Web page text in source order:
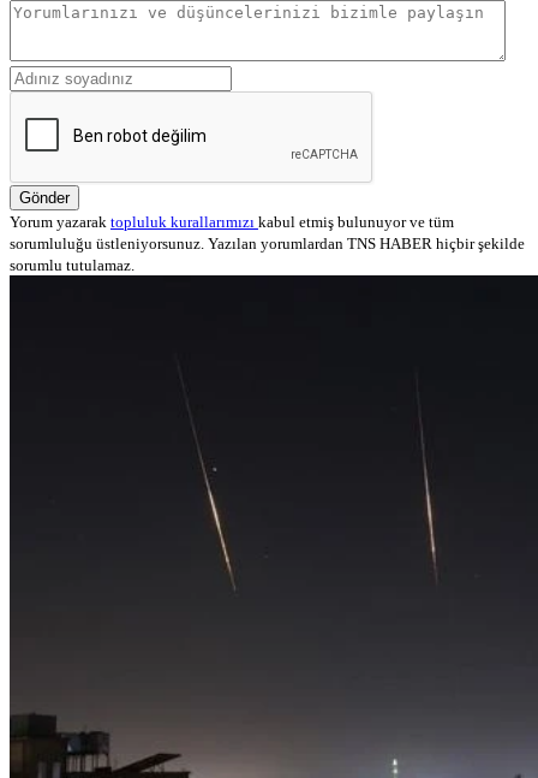
Gönder
Yorum yazarak topluluk kurallarımızı kabul etmiş bulunuyor ve tüm
sorumluluğu üstleniyorsunuz. Yazılan yorumlardan TNS HABER hiçbir şekilde
sorumlu tutulamaz.